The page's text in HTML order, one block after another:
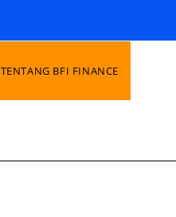
TENTANG BFI FINANCE